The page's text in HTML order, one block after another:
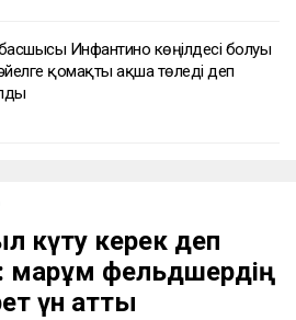
Инфантино көңілдесі болуы
қомақты ақша төледі деп
күту керек деп
фельдшердің
үн қатты